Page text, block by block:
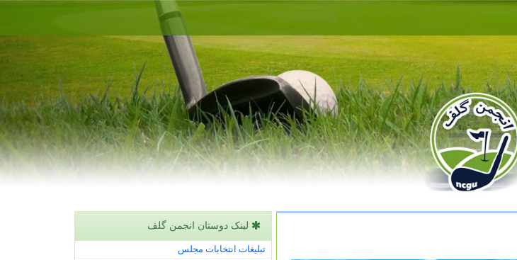
لینک دوستان انجمن گلف
تبلیغات انتخابات مجلس